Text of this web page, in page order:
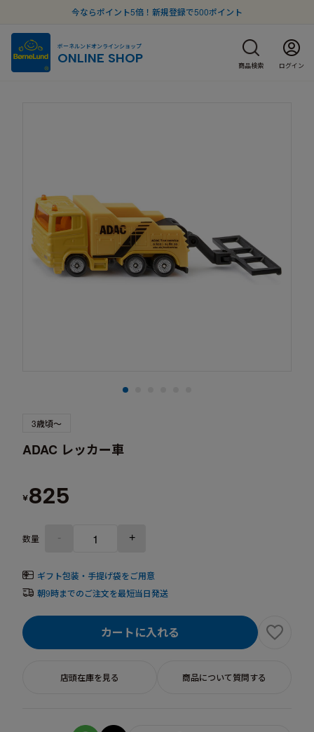
今ならポイント5倍！新規登録で500ポイント
ボーネルンドオンラインショップ
ONLINE SHOP 商品検索 ログイン
3歳頃～
ADAC レッカー車
¥825
数量 - +
ギフト包装・手提げ袋をご用意
朝9時までのご注文を最短当日発送
カートに入れる
店頭在庫を見る 商品について質問する